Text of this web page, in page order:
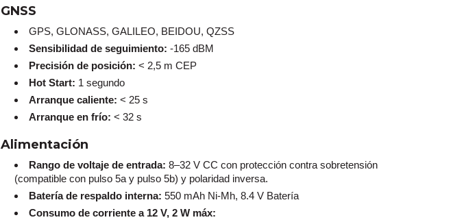
GNSS
GPS, GLONASS, GALILEO, BEIDOU, QZSS
Sensibilidad de seguimiento: -165 dBM
Precisión de posición: < 2,5 m CEP
Hot Start: 1 segundo
Arranque caliente: < 25 s
Arranque en frío: < 32 s
Alimentación
Rango de voltaje de entrada: 8–32 V CC con protección contra sobretensión
(compatible con pulso 5a y pulso 5b) y polaridad inversa.
Batería de respaldo interna: 550 mAh Ni-Mh, 8.4 V Batería
Consumo de corriente a 12 V, 2 W máx: